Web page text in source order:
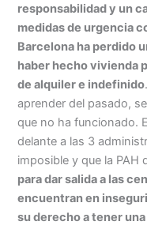
responsabilidad y un
medidas de urgencia
Barcelona ha perdido
haber hecho vivienda
de alquiler e indefinido
aprender del pasado,
que no ha funcionado.
delante a las 3
imposible y que la PAH
para dar salida a las
encuentran en
su derecho a tener